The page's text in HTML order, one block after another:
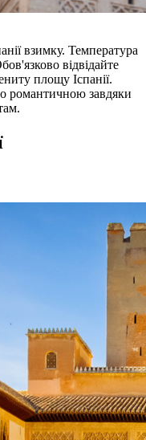
взимку. Температура
відвідайте
площу Іспанії.
романтичною завдяки